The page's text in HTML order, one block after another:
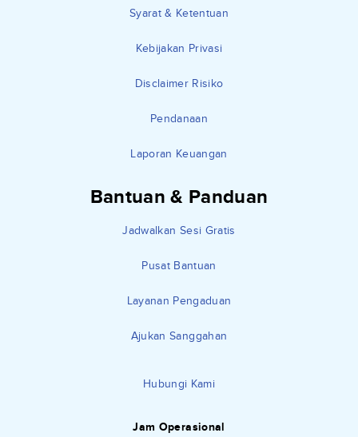
Syarat & Ketentuan
Kebijakan Privasi
Disclaimer Risiko
Pendanaan
Laporan Keuangan
Bantuan & Panduan
Jadwalkan Sesi Gratis
Pusat Bantuan
Layanan Pengaduan
Ajukan Sanggahan
Hubungi Kami
Jam Operasional